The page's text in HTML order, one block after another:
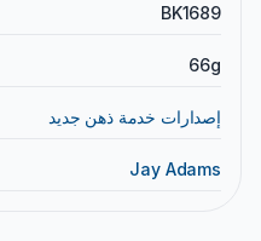
BK1689
66g
إصدارات خدمة ذهن جديد
Jay Adams